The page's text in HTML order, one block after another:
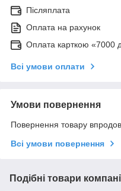
Післяплата
Оплата на рахунок
Оплата карткою «7000
Всі умови оплати
Умови повернення
Повернення товару
Всі умови повернення
Подібні товари